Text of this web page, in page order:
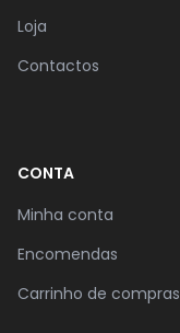
Loja
Contactos
CONTA
Minha conta
Encomendas
Carrinho de compras